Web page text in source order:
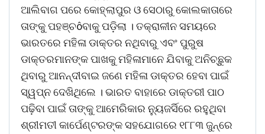
ଆଲିବାଗ ପରେ କୋହ୍ଲାପୁର ଓ ସେଠାରୁ କୋଲକାତାରେ
ତାଙ୍କୁ ପହଞ୍ଚôବାକୁ ପଡ଼ିଲା । ତକ୍ରାଳୀନ ସମୟରେ
ଭାରତରେ ମହିଳା ଡାକ୍ତର ନଥିବାରୁ ଏବଂ ପୁରୁଷ
ଡାକ୍ତରମାନଙ୍କ ପାଖକୁ ମହିଳାମାନେ ଯିବାକୁ ଅନିଚ୍ଛୁକ
ଥିବାରୁ ଆନନ୍ଦୀବାଇ ଜଣେ ମହିଳା ଡାକ୍ତର ହେବା ପାଇଁ
ସ୍ୱପ୍ନ ଦେଖିଥିଲେ । ଭାରତ ବାହାରେ ଡାକ୍ତରୀ ପାଠ
ପଢ଼ିବା ପାଇଁ ତାଙ୍କୁ ଆମେରିକାର ନୁ୍ୟଜର୍ସିରେ ରହୁଥିବା
ଶ୍ରୀମତୀ କାର୍ପେଣ୍ଟରଙ୍କ ସହଯୋଗରେ ୧୮୮୩ ଜୁନ୍ରେ